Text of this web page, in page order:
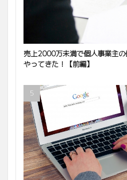
売上2000万未満で個人事業主
やってきた！【前編】